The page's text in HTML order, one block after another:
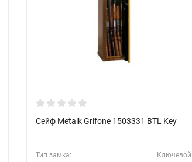
Сейф Metalk Grifone 1503331 BTL Key
Тип замка: Ключевой